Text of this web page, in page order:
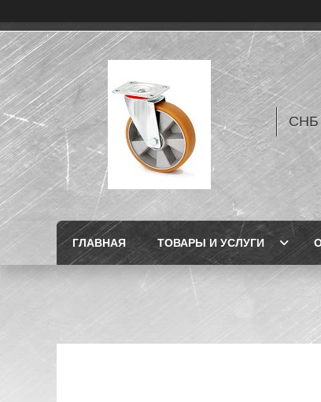
СНБ
ГЛАВНАЯ ТОВАРЫ И УСЛУГИ